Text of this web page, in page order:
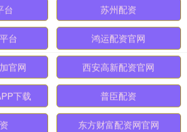
台 苏州配资
台 鸿运配资官网